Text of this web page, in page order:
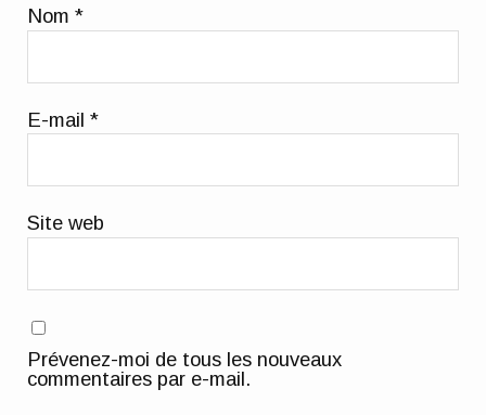
Nom*
E-mail*
Site web
Prévenez-moi de tous les nouveaux
commentaires par e-mail.